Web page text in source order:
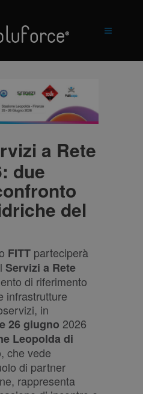
a Rete
due
del
FITT parteciperà
Servizi a Rete
di riferimento
infrastrutture
in
26 giugno 2026
Leopolda di
che vede
di partner
rappresenta